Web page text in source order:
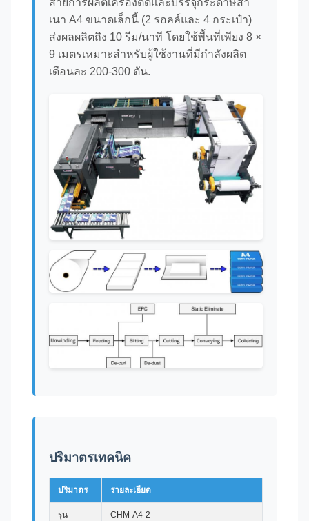
สายการผลิตเครื่องตัดและบรรจุกระดาษสํา
เนา A4 ขนาดเล็กนี้ (2 รอลล์และ 4 กระเป๋า)
ส่งผลผลิตถึง 10 รีม/นาที โดยใช้พื้นที่เพียง 8 ×
9 เมตรเหมาะสําหรับผู้ใช้งานที่มีกําลังผลิต
เดือนละ 200-300 ตัน.
ปริมาตรเทคนิค
ปริมาตร รายละเอียด
รุ่น CHM-A4-2